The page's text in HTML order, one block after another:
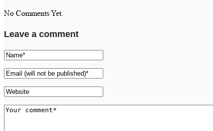
No Comments Yet.
Leave a comment